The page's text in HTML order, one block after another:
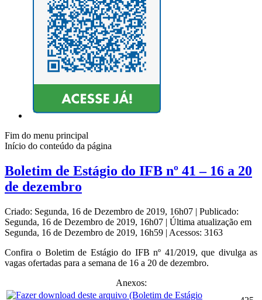
Fim do menu principal
Início do conteúdo da página
Boletim de Estágio do IFB nº 41 – 16 a 20
de dezembro
Criado: Segunda, 16 de Dezembro de 2019, 16h07 | Publicado:
Segunda, 16 de Dezembro de 2019, 16h07 | Última atualização em
Segunda, 16 de Dezembro de 2019, 16h59 | Acessos: 3163
Confira o Boletim de Estágio do IFB nº 41/2019, que divulga as
vagas ofertadas para a semana de 16 a 20 de dezembro.
Anexos: